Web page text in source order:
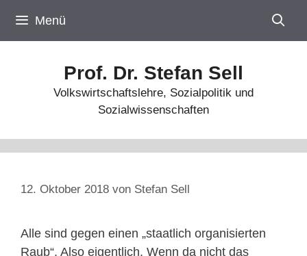
Inhalt
springen
Menü
Prof. Dr. Stefan Sell
Volkswirtschaftslehre, Sozialpolitik und
Sozialwissenschaften
12. Oktober 2018 von Stefan Sell
Alle sind gegen einen „staatlich organisierten
Raub“. Also eigentlich. Wenn da nicht das